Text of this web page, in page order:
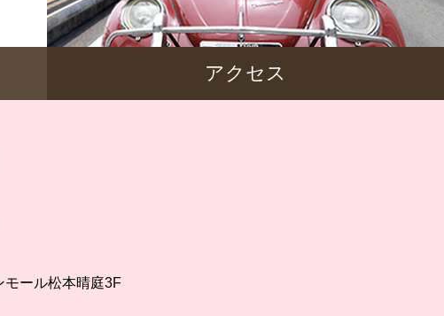
アクセス
モール松本晴庭3F